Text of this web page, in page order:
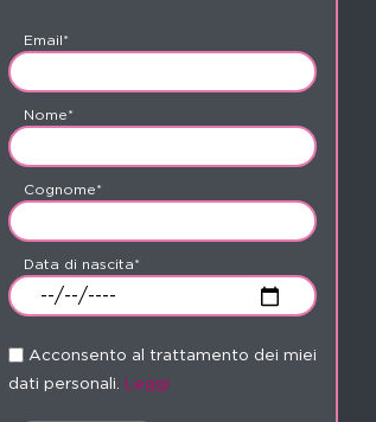
Email*
Nome*
Cognome*
Data di nascita*
Acconsento al trattamento dei miei
dati personali. Leggi